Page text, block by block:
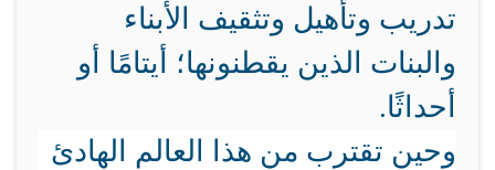
تدريب وتأهيل وتثقيف الأبناء
والبنات الذين يقطنونها؛ أيتامًا أو
أحداثًا.
وحين تقترب من هذا العالم الهادئ